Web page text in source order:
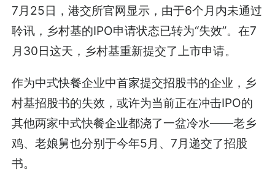
7月25日，港交所官网显示，由于6个月内未通过
聆讯，乡村基的IPO申请状态已转为“失效”。在7
月30日这天，乡村基重新提交了上市申请。
作为中式快餐企业中首家提交招股书的企业，乡
村基招股书的失效，或许为当前正在冲击IPO的
其他两家中式快餐企业都浇了一盆冷水——老乡
鸡、老娘舅也分别于今年5月、7月递交了招股
书。